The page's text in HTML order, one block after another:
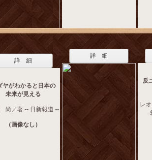
詳 細
ヤがわかると日本の
未来が見える
尚／著 -- 日新報道 --
（画像なし）
詳 細
反
レ